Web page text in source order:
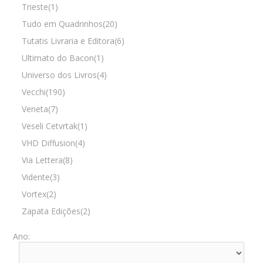
Trieste(1)
Tudo em Quadrinhos(20)
Tutatis Livraria e Editora(6)
Ultimato do Bacon(1)
Universo dos Livros(4)
Vecchi(190)
Veneta(7)
Veseli Cetvrtak(1)
VHD Diffusion(4)
Via Lettera(8)
Vidente(3)
Vortex(2)
Zapata Edições(2)
Ano: